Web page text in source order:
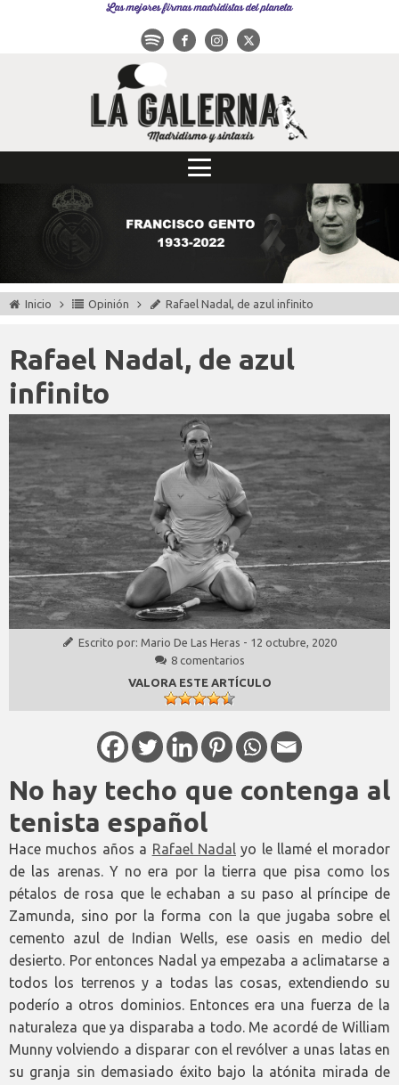
Las mejores firmas madridistas del planeta
Inicio Opinión Rafael Nadal, de azul infinito
Rafael Nadal, de azul
infinito
Escrito por: Mario De Las Heras - 12 octubre, 2020
8 comentarios
VALORA ESTE ARTÍCULO
No hay techo que contenga al
tenista español
Hace muchos años a Rafael Nadal yo le llamé el morador
de las arenas. Y no era por la tierra que pisa como los
pétalos de rosa que le echaban a su paso al príncipe de
Zamunda, sino por la forma con la que jugaba sobre el
cemento azul de Indian Wells, ese oasis en medio del
desierto. Por entonces Nadal ya empezaba a aclimatarse a
todos los terrenos y a todas las cosas, extendiendo su
poderío a otros dominios. Entonces era una fuerza de la
naturaleza que ya disparaba a todo. Me acordé de William
Munny volviendo a disparar con el revólver a unas latas en
su granja sin demasiado éxito bajo la atónita mirada de